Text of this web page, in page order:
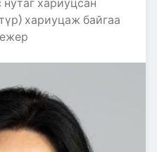
хариуцсан
хариуцаж байгаа